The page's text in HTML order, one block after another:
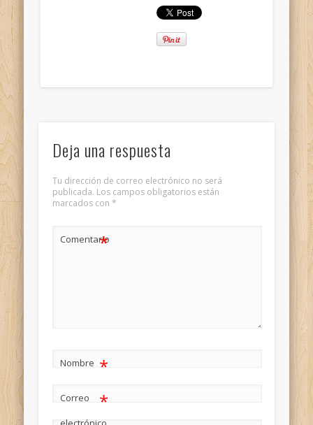
Deja una respuesta
Tu dirección de correo electrónico no será
publicada. Los campos obligatorios están
marcados con *
Comentario
*
Nombre *
Correo
*